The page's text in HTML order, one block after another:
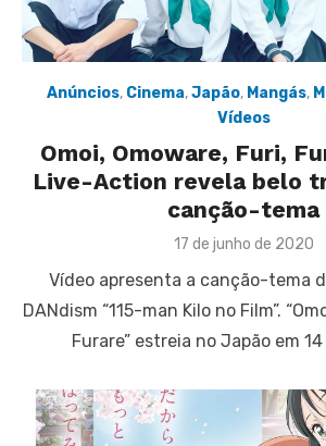
Anúncios, Cinema,Japão, Mangás,
Vídeos
Omoi, Omoware, Furi,
Live-Action revela belo
canção-tema
Posted
17 de junho de 2020
Vídeo apresenta a canção-tema
DANdism “115-man Kilo no Film”.
Furare” estreia no Japão em